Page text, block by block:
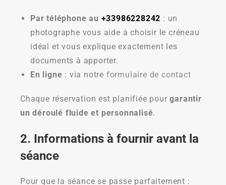
Par téléphone au +33986228242 : un
photographe vous aide à choisir le créneau
idéal et vous explique exactement les
documents à apporter.
En ligne : via notre formulaire de contact
Chaque réservation est planifiée pourgarantir
un déroulé fluide et personnalisé.
2. Informations à fournir avant la
séance
Pour que la séance se passe parfaitement :